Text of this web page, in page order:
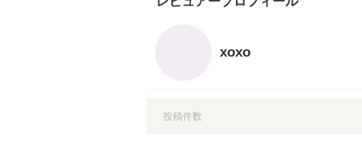
xoxo
投稿件数